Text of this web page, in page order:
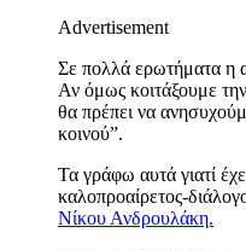
Advertisement
Σε πολλά ερωτήματα η
Αν όμως κοιτάξουμε
θα πρέπει να
κοινού”.
Τα γράφω αυτά γιατί
καλοπροαίρετος-
Νίκου Ανδρουλάκη.